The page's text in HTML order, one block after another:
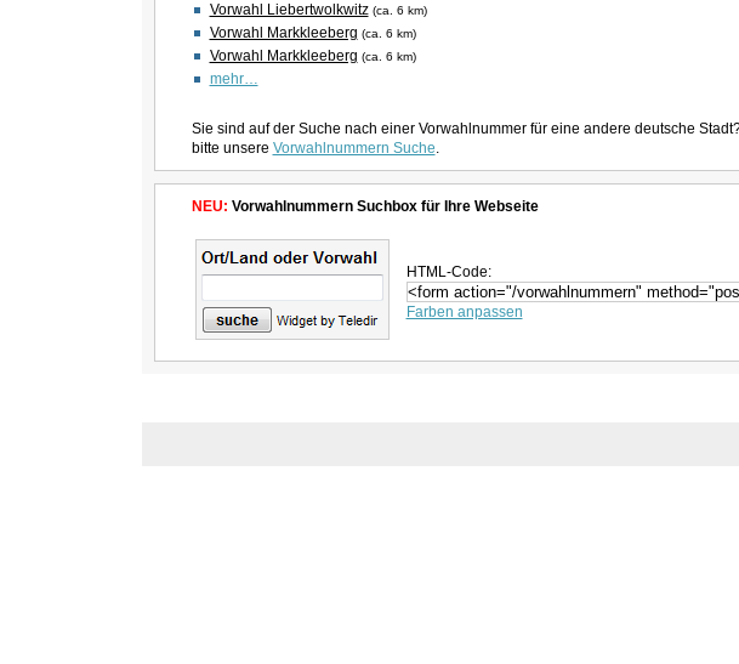
Vorwahl Liebertwolkwitz (ca. 6 km)
Vorwahl Markkleeberg (ca. 6 km)
Vorwahl Markkleeberg (ca. 6 km)
mehr…
Sie sind auf der Suche nach einer Vorwahlnummer für eine andere deutsche
bitte unsere Vorwahlnummern Suche.
NEU: Vorwahlnummern Suchbox für Ihre Webseite
HTML-Code:
Farben anpassen